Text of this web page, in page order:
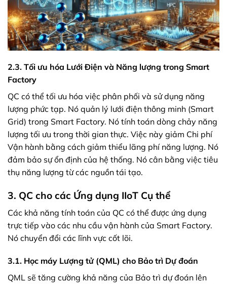
2.3. Tối ưu hóa Lưới Điện và Năng lượng trong Smart
Factory
QC có thể tối ưu hóa việc phân phối và sử dụng năng
lượng phức tạp. Nó quản lý lưới điện thông minh (Smart
Grid) trong Smart Factory. Nó tính toán dòng chảy năng
lượng tối ưu trong thời gian thực. Việc này giảm Chi phí
Vận hành bằng cách giảm thiểu lãng phí năng lượng. Nó
đảm bảo sự ổn định của hệ thống. Nó cân bằng việc tiêu
thụ năng lượng từ các nguồn tái tạo.
3. QC cho các Ứng dụng IIoT Cụ thể
Các khả năng tính toán của QC có thể được ứng dụng
trực tiếp vào các nhu cầu vận hành của Smart Factory.
Nó chuyển đổi các lĩnh vực cốt lõi.
3.1. Học máy Lượng tử (QML) cho Bảo trì Dự đoán
QML sẽ tăng cường khả năng của Bảo trì dự đoán lên